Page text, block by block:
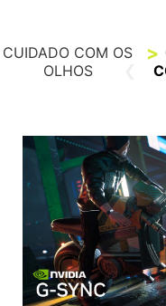
CUIDADO COM OS
OLHOS
TAXA DE
LCD
MENOS LUZ
MENOS LUZ